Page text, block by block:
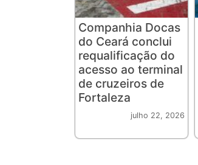
Companhia Docas
do Ceará conclui
requalificação do
acesso ao terminal
de cruzeiros de
Fortaleza
julho 22, 2026